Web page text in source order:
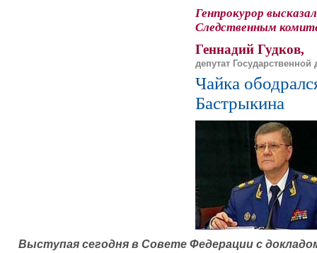
Генпрокурор
Следственным
Геннадий Гудков,
депутат
Чайка
Бастрыкина
Выступая сегодня в Совете Федерации с